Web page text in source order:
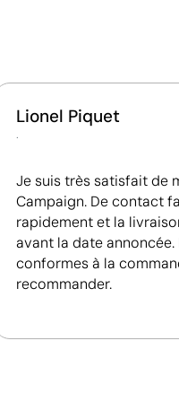
Couleurs unies
L'usine fait l'objet d'un
Lionel Piquet
.
Je suis très satisfait de
Campaign. De contact
rapidement et la
avant la date
conformes à la
recommander.